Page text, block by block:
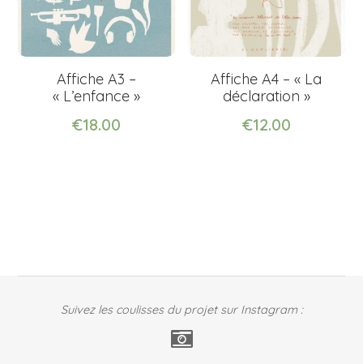
Affiche A3 –
« L’enfance »
€18.00
Affiche A4 – « La
déclaration »
€12.00
Suivez les coulisses du projet sur Instagram :